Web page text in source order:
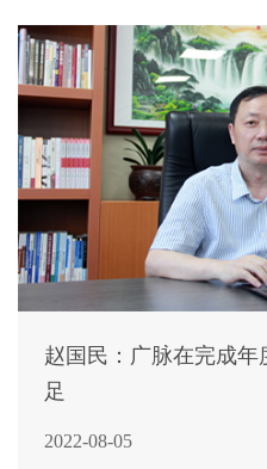
赵国民：广脉在完成
足
2022-08-05